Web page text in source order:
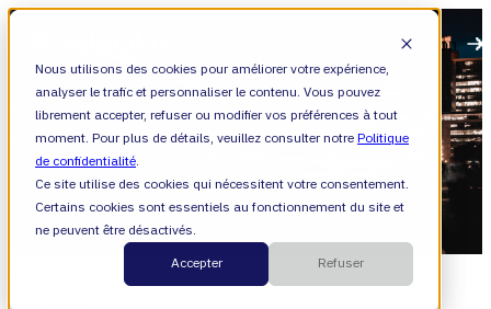
Nous utilisons des cookies pour améliorer votre expérience,
analyser le trafic et personnaliser le contenu. Vous pouvez
librement accepter, refuser ou modifier vos préférences à tout
moment. Pour plus de détails, veuillez consulter notrePolitique
de confidentialité.
Ce site utilise des cookies qui nécessitent votre consentement.
Certains cookies sont essentiels au fonctionnement du site et
ne peuvent être désactivés.
Accepter
Refuser
Open main navigation